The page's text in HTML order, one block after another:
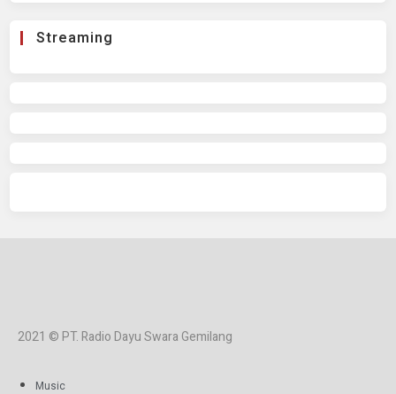
Streaming
2021 © PT. Radio Dayu Swara Gemilang
Music